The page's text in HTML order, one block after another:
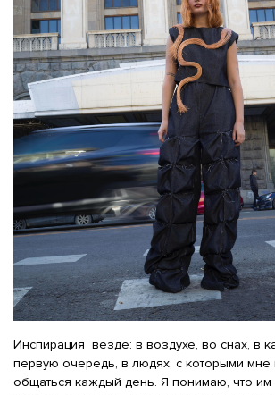
Инспирация везде: в воздухе, во снах, в
первую очередь, в людях, с которыми мне
общаться каждый день. Я понимаю, что им